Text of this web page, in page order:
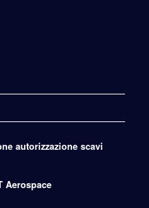
autorizzazione scavi
Aerospace